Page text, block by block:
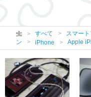
すべて スマー
ン
iPhone Apple